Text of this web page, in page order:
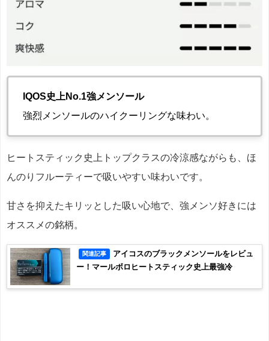
IQOS史上No.1強メンソール
強烈メンソールのハイクーリングな味わい。
ヒートスティック史上トップクラスの冷涼感ながらも、ほ
んのりフルーティーで吸いやすい味わいです。
甘さを抑えたキリッとした吸い心地で、強メンソ好きには
オススメの銘柄。
関連記事
アイコスのブラックメンソールをレビュ
ー！マールボロヒートスティック史上最強冷